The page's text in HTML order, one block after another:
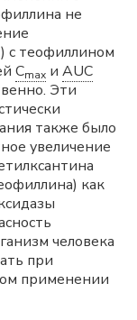
не
с теофиллином
Cmax и AUC
Эти
также было
увеличение
как
человека
при
применении